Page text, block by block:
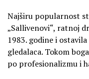
Najširu popularnost
„Sallivenovi“, ratnoj
1983. godine i
gledalaca. Tokom
po profesionalizmu i